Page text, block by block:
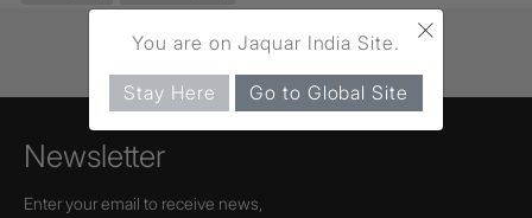
Newsletter
Enter your email to receive news,
×
You are on Jaquar India Site.
Stay Here Go to Global Site